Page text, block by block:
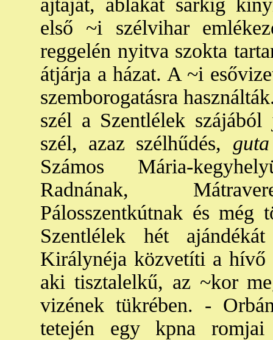
ajtaját, ablakát sarkig
első ~i szélvihar
reggelén nyitva szokta
átjárja a házat. A ~i
szemborogatásra
szél a Szentlélek
szél, azaz szélhűdés,
Számos Mária-
Radnának,
Pálosszentkútnak és még
Szentlélek hét
Királynéja közvetíti a hívő
aki tisztalelkű, az ~kor
vizének tükrében. -
tetején egy kpna